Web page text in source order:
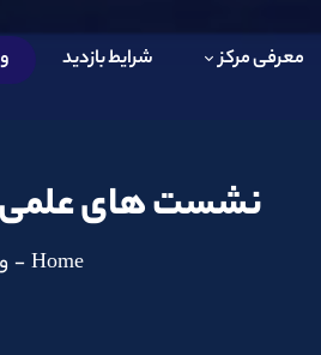
معرفی مرکز شرایط بازدید
نشست های علمی
Home
-